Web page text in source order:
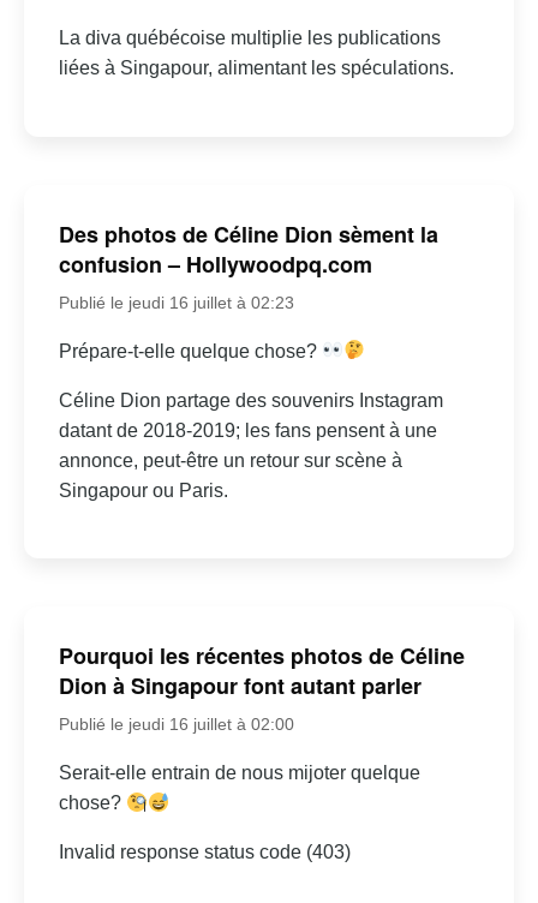
La diva québécoise multiplie les publications
liées à Singapour, alimentant les spéculations.
Des photos de Céline Dion sèment la
confusion – Hollywoodpq.com
Publié le jeudi 16 juillet à 02:23
Prépare-t-elle quelque chose?
Céline Dion partage des souvenirs Instagram
datant de 2018-2019; les fans pensent à une
annonce, peut-être un retour sur scène à
Singapour ou Paris.
Pourquoi les récentes photos de Céline
Dion à Singapour font autant parler
Publié le jeudi 16 juillet à 02:00
Serait-elle entrain de nous mijoter quelque
chose?
Invalid response status code (403)